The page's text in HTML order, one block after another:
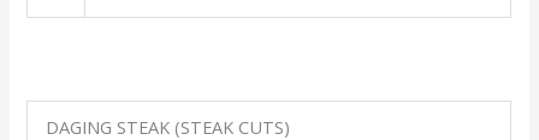
DAGING STEAK (STEAK CUTS)